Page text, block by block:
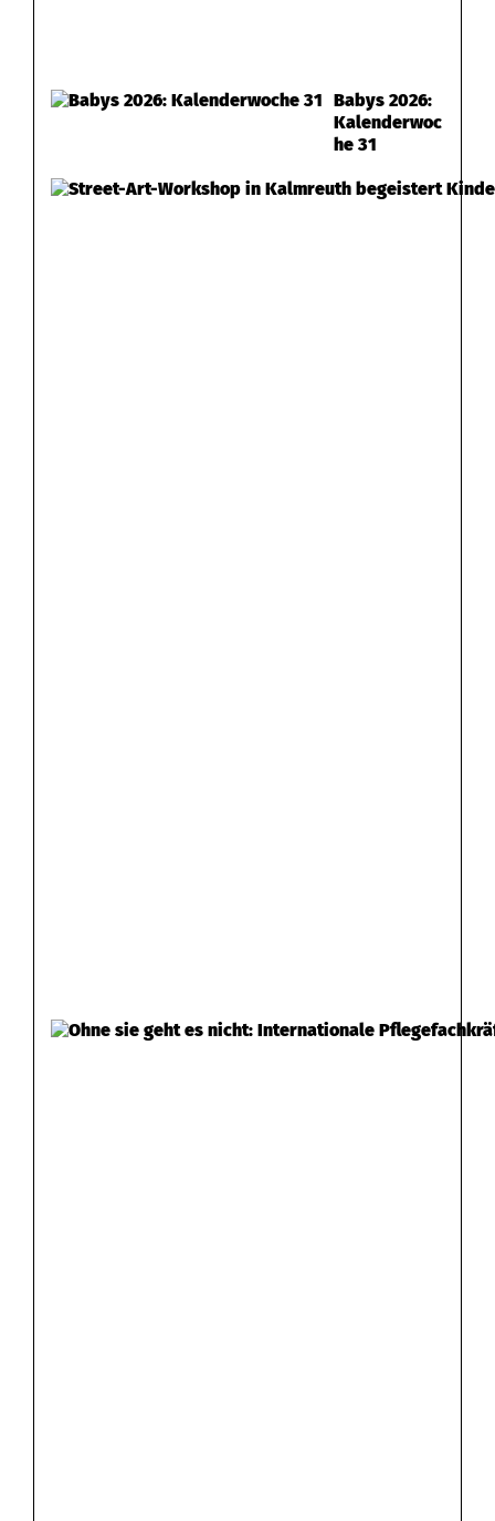
Babys 2026:
Kalenderwoc
he 31